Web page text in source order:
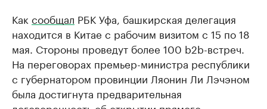
Как сообщал РБК Уфа, башкирская делегация
находится в Китае с рабочим визитом с 15 по 18
мая. Стороны проведут более 100 b2b-встреч.
На переговорах премьер-министра республики
с губернатором провинции Ляонин Ли Лэчэном
была достигнута предварительная